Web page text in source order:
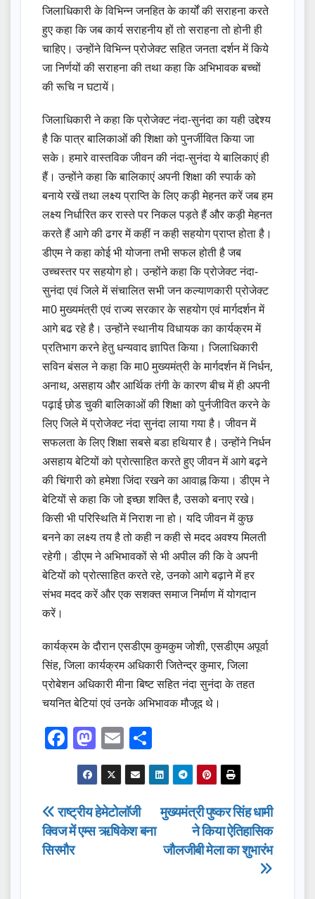
जिलाधिकारी के विभिन्न जनहित के कार्यों की सराहना करते
हुए कहा कि जब कार्य सराहनीय हों तो सराहना तो होनी ही
चाहिए। उन्होंने विभिन्न प्रोजेक्ट सहित जनता दर्शन में किये
जा निर्णयों की सराहना की तथा कहा कि अभिभावक बच्चों
की रूचि न घटायें।
जिलाधिकारी ने कहा कि प्रोजेक्ट नंदा-सुनंदा का यही उद्देश्य
है कि पात्र बालिकाओं की शिक्षा को पुनर्जीवित किया जा
सके। हमारे वास्तविक जीवन की नंदा-सुनंदा ये बालिकाएं ही
हैं। उन्होंने कहा कि बालिकाएं अपनी शिक्षा की स्पार्क को
बनाये रखें तथा लक्ष्य प्राप्ति के लिए कड़ी मेहनत करें जब हम
लक्ष्य निर्धारित कर रास्ते पर निकल पड़ते हैं और कड़ी मेहनत
करते हैं आगे की ढगर में कहीं न कही सहयोग प्राप्त होता है।
डीएम ने कहा कोई भी योजना तभी सफल होती है जब
उच्चस्तर पर सहयोग हो। उन्होंने कहा कि प्रोजेक्ट नंदा-
सुनंदा एवं जिले में संचालित सभी जन कल्याणकारी प्रोजेक्ट
मा0 मुख्यमंत्री एवं राज्य सरकार के सहयोग एवं मार्गदर्शन में
आगे बढ रहे है। उन्होंने स्थानीय विधायक का कार्यक्रम में
प्रतिभाग करने हेतु धन्यवाद ज्ञापित किया। जिलाधिकारी
सविन बंसल ने कहा कि मा0 मुख्यमंत्री के मार्गदर्शन में निर्धन,
अनाथ, असहाय और आर्थिक तंगी के कारण बीच में ही अपनी
पढ़ाई छोड चुकी बालिकाओं की शिक्षा को पुर्नजीवित करने के
लिए जिले में प्रोजेक्ट नंदा सुनंदा लाया गया है। जीवन में
सफलता के लिए शिक्षा सबसे बडा हथियार है। उन्होंने निर्धन
असहाय बेटियों को प्रोत्साहित करते हुए जीवन में आगे बढ़ने
की चिंगारी को हमेशा जिंदा रखने का आवाह्न किया। डीएम ने
बेटियों से कहा कि जो इच्छा शक्ति है, उसको बनाए रखे।
किसी भी परिस्थिति में निराश ना हो। यदि जीवन में कुछ
बनने का लक्ष्य तय है तो कही न कही से मदद अवश्य मिलती
रहेगी। डीएम ने अभिभावकों से भी अपील की कि वे अपनी
बेटियों को प्रोत्साहित करते रहे, उनको आगे बढ़ाने में हर
संभव मदद करें और एक सशक्त समाज निर्माण में योगदान
करें।
कार्यक्रम के दौरान एसडीएम कुमकुम जोशी, एसडीएम अपूर्वा
सिंह, जिला कार्यक्रम अधिकारी जितेन्द्र कुमार, जिला
प्रोबेशन अधिकारी मीना बिष्ट सहित नंदा सुनंदा के तहत
चयनित बेटियां एवं उनके अभिभावक मौजूद थे।
F
a
c
e
b
o
M
a
st
o
d
E
m
ail
h
ar
e
Post
navigation
मुख्यमंत्री पुष्कर सिंह धामी
ने किया ऐतिहासिक
जौलजीबी मेला का शुभारंभ
राष्ट्रीय हेमेटोलाॅजी
क्विज में एम्स ऋषिकेश बना
सिरमौर